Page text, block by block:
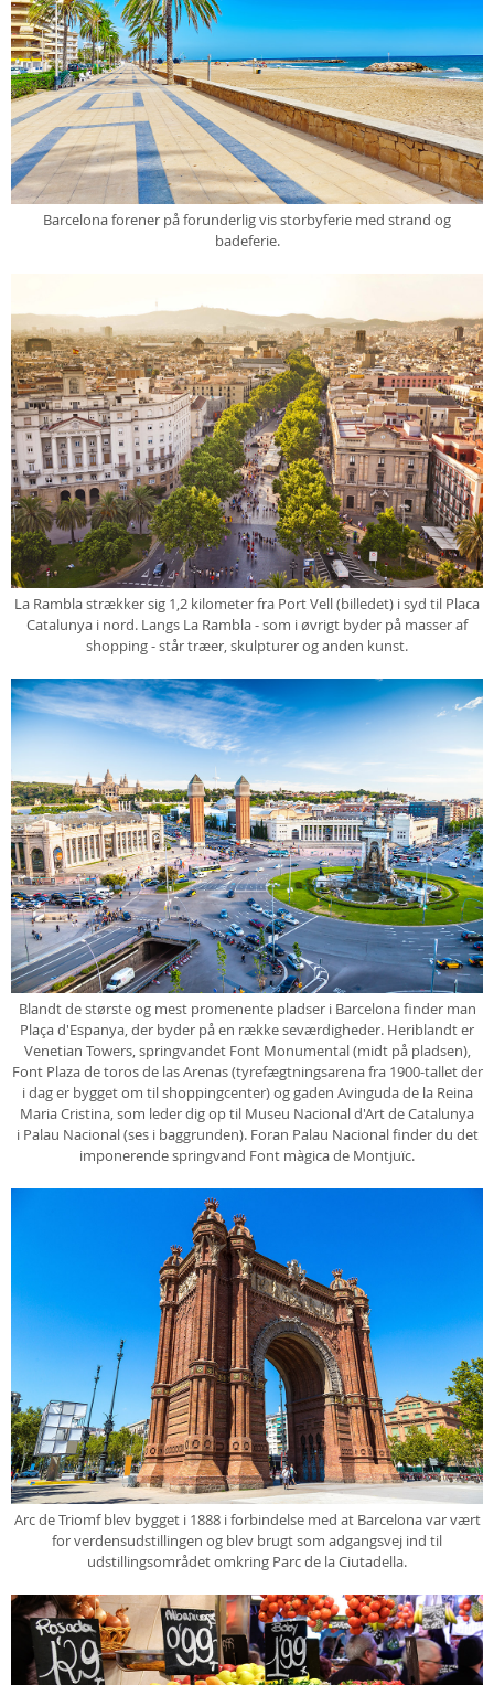
Barcelona forener på forunderlig vis storbyferie med strand og
badeferie.
La Rambla strækker sig 1,2 kilometer fra Port Vell (billedet) i syd til Placa
Catalunya i nord. Langs La Rambla - som i øvrigt byder på masser af
shopping - står træer, skulpturer og anden kunst.
Blandt de største og mest promenente pladser i Barcelona finder man
Plaça d'Espanya, der byder på en række seværdigheder. Heriblandt er
Venetian Towers, springvandet Font Monumental (midt på pladsen),
Font Plaza de toros de las Arenas (tyrefægtningsarena fra 1900-tallet der
i dag er bygget om til shoppingcenter) og gaden Avinguda de la Reina
Maria Cristina, som leder dig op til Museu Nacional d'Art de Catalunya
i Palau Nacional (ses i baggrunden). Foran Palau Nacional finder du det
imponerende springvand Font màgica de Montjuïc.
Arc de Triomf blev bygget i 1888 i forbindelse med at Barcelona var vært
for verdensudstillingen og blev brugt som adgangsvej ind til
udstillingsområdet omkring Parc de la Ciutadella.